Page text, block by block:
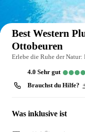
Best Western
Ottobeuren
Erlebe die Ruhe der
4.0 sehr gut
Brauchst du Hilfe?
Was inklusive ist